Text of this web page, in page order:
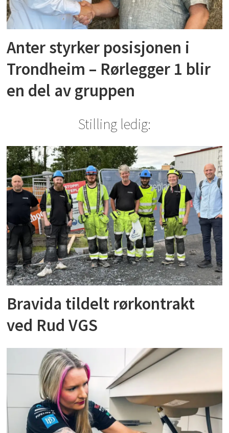
Anter styrker posisjonen i
Trondheim – Rørlegger 1 blir
en del av gruppen
Stilling ledig:
Bravida tildelt rørkontrakt
ved Rud VGS